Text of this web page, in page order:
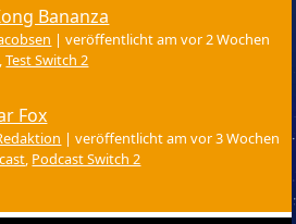
Bananza
|veröffentlicht am vor 2 Wochen
,Test Switch 2
Fox
|veröffentlicht am vor 3 Wochen
, Podcast Switch 2